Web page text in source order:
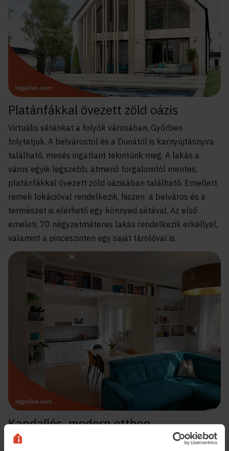
Platánfákkal övezett zöld oázis
Virtuális sétánkat a folyók városában, Győrben
folytatjuk. A belvárostól és a Dunától is karnyújtásnyira
található, mesés ingatlant tekintünk meg. A lakás a
város egyik legszebb, átmenő forgalomtól mentes,
platánfákkal övezett zöld oázisában található. Emellett
remek lokációval rendelkezik, hiszen a belváros és a
természet is elérhető egy könnyed sétával. Az első
emeleti, 70 négyzetméteres lakás rendelkezik erkéllyel,
valamint a pinceszinten egy saját tárolóval is.
Kandallós, modern otthon
Következő megállónk a hűség és a szabadság városa,